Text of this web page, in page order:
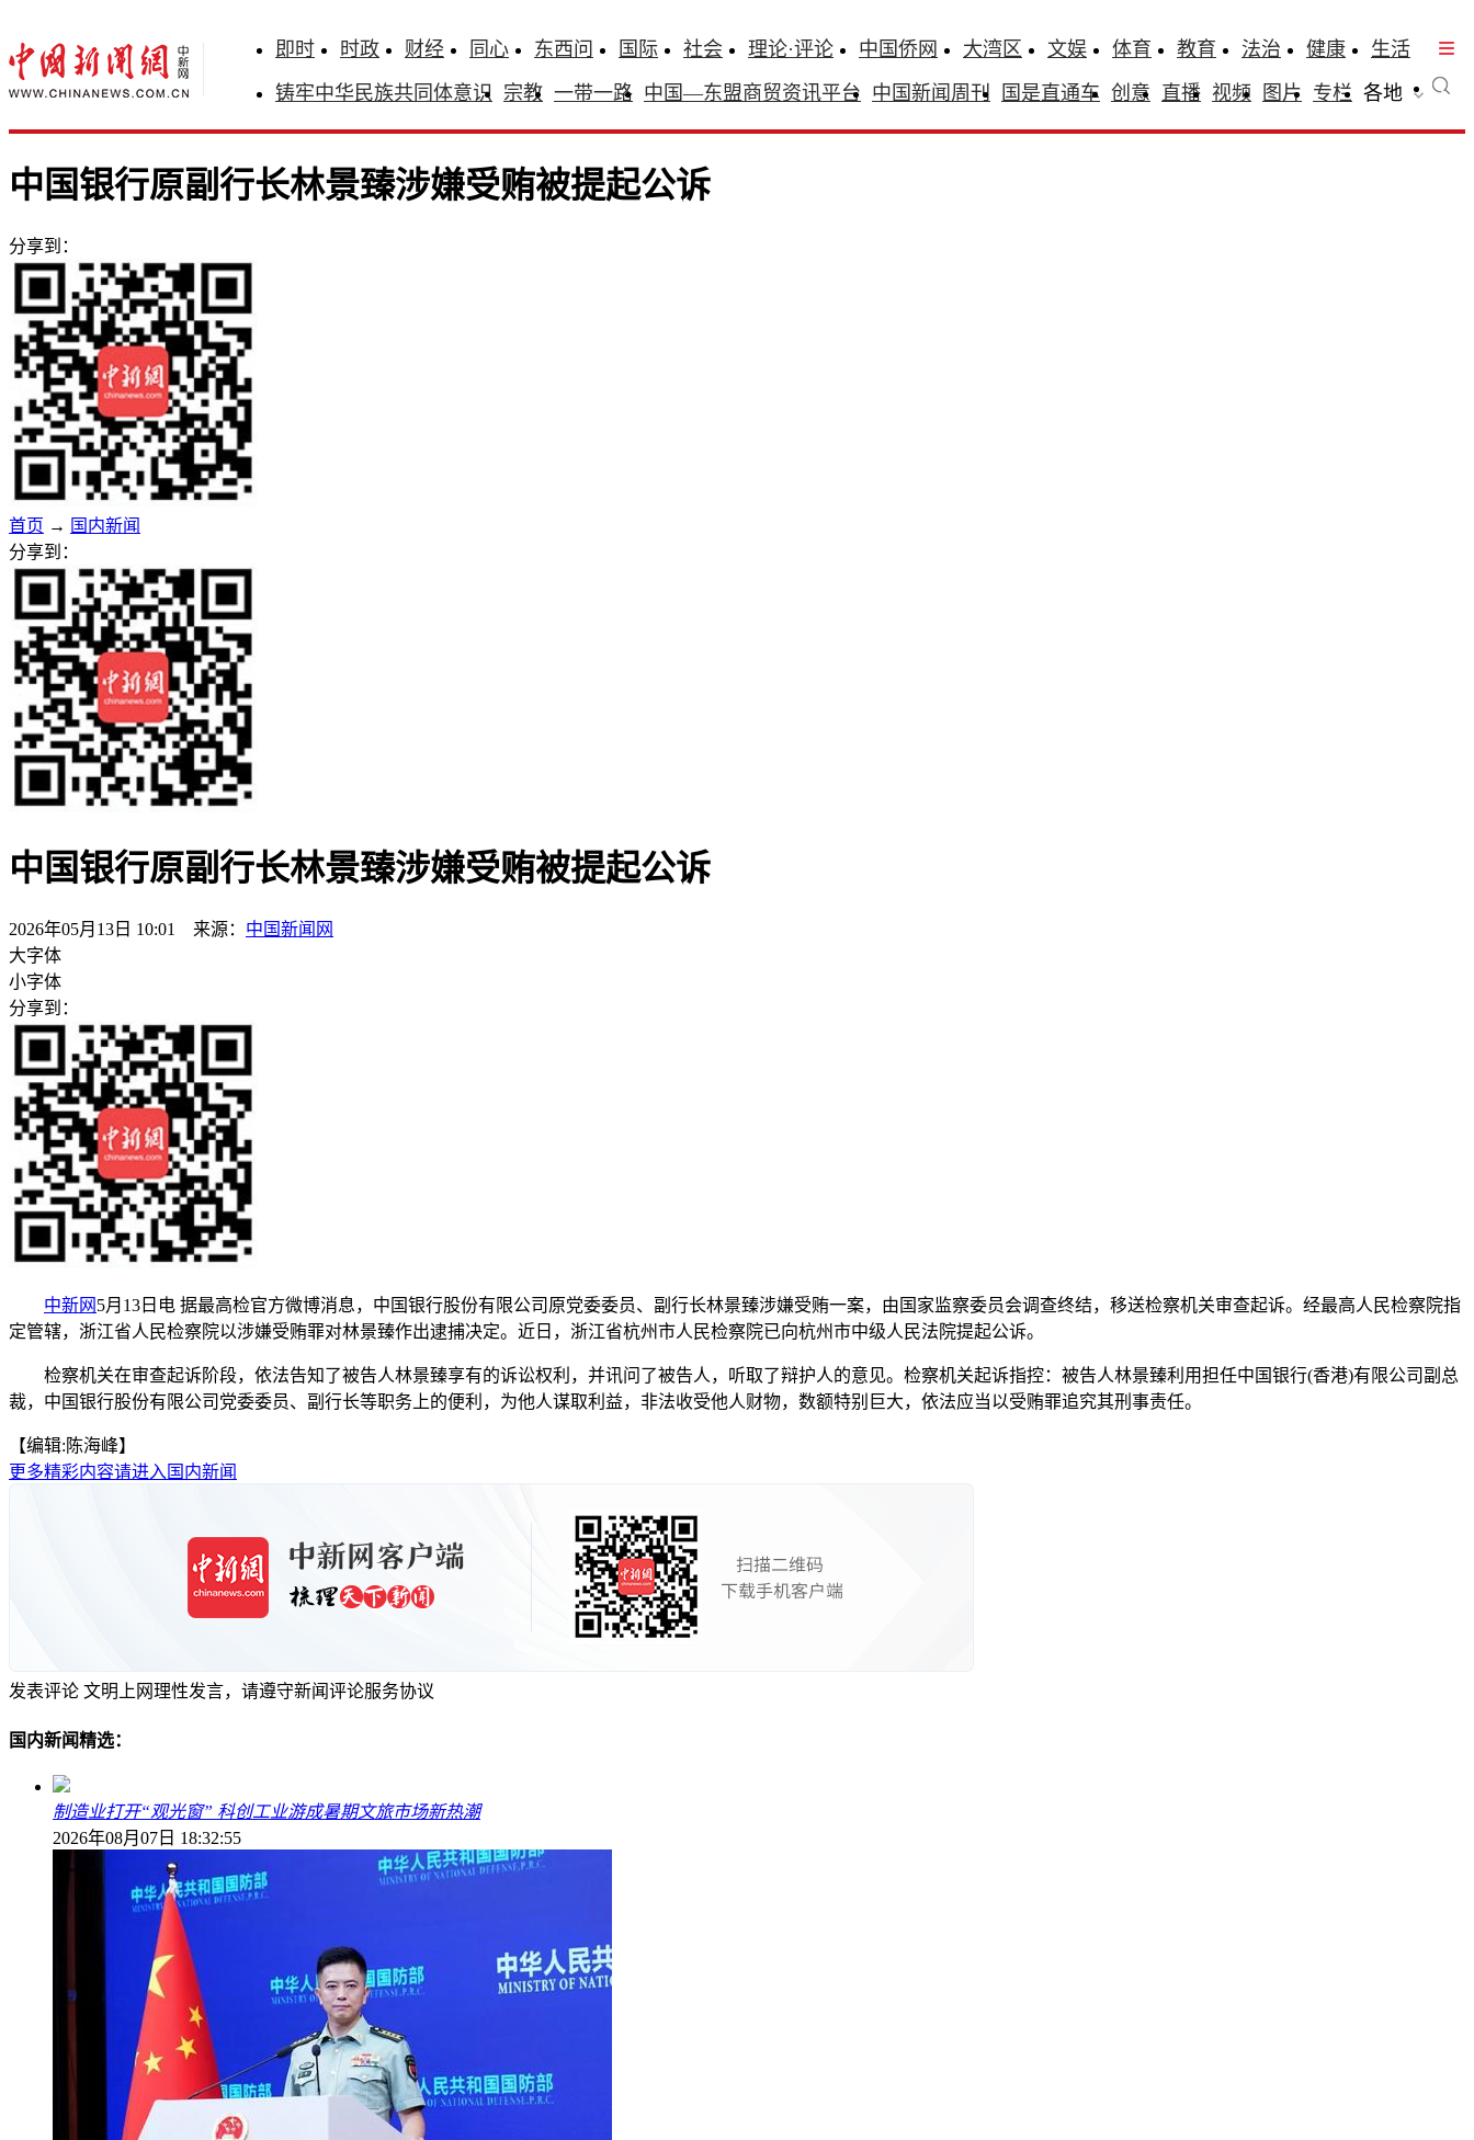
即时 时政 财经 同心 东西问 国际 社会 理论·评论 中国侨网 大湾区 文娱 体育 教育 法治 健康
生活
铸牢中华民族共同体意识 宗教 一带一路 中国—东盟商贸资讯平台 中国新闻周刊 国是直通车 创意 直播 视频 图片 专栏 各地
中国银行原副行长林景臻涉嫌受贿被提起公诉
分享到：
首页 → 国内新闻
分享到：
中国银行原副行长林景臻涉嫌受贿被提起公诉
2026年05月13日 10:01 来源： 中国新闻网
大字体
小字体
分享到：
中新网 5月13日电 据最高检官方微博消息，中国银行股份有限公司原党委委员、副行长林景臻涉嫌受贿一案，由国家监察委员会调查终结，移送检察机关审查起诉。经最高人民检察院指
定管辖，浙江省人民检察院以涉嫌受贿罪对林景臻作出逮捕决定。近日，浙江省杭州市人民检察院已向杭州市中级人民法院提起公诉。
检察机关在审查起诉阶段，依法告知了被告人林景臻享有的诉讼权利，并讯问了被告人，听取了辩护人的意见。检察机关起诉指控：被告人林景臻利用担任中国银行(香港)有限公司副总
裁，中国银行股份有限公司党委委员、副行长等职务上的便利，为他人谋取利益，非法收受他人财物，数额特别巨大，依法应当以受贿罪追究其刑事责任。
【编辑:陈海峰】
更多精彩内容请进入国内新闻
发表评论 文明上网理性发言，请遵守新闻评论服务协议
国内新闻精选：
制造业打开“观光窗” 科创工业游成暑期文旅市场新热潮
2026年08月07日 18:32:55